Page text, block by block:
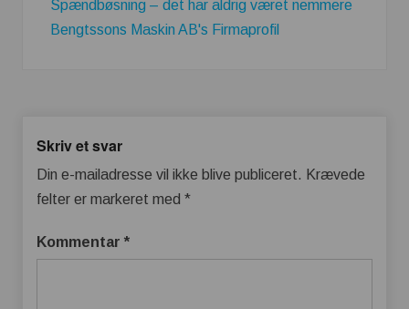
Spændbøsning – det har aldrig været nemmere
Bengtssons Maskin AB's Firmaprofil
Skriv et svar
Din e-mailadresse vil ikke blive publiceret. Krævede
felter er markeret med *
Kommentar *